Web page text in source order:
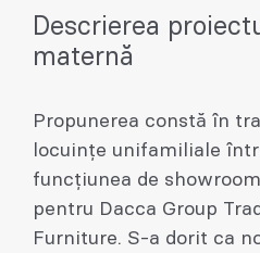
Descrierea
maternă
Propunerea constă în
locuințe unifamiliale
funcțiunea de
pentru Dacca Group
Furniture. S-a dorit ca